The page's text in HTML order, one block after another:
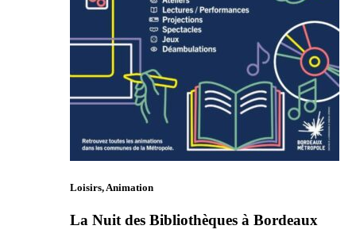
Loisirs, Animation
La Nuit des Bibliothèques à Bordeaux